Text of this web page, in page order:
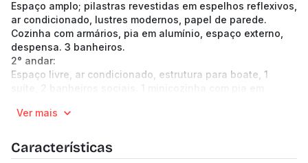
Espaço amplo; pilastras revestidas em espelhos reflexivos,
ar condicionado, lustres modernos, papel de parede.
Cozinha com armários, pia em alumínio, espaço externo,
despensa. 3 banheiros.
2° andar:
Espaço livre, ar condicionado, estrutura para boate, 1
suíte, 2 banheiros sociais. 1 minicozinha com pia em
-----------------------------------------------------------
(Os preços e informações poderão sofrer mudanças.
Solicitamos a confirmação com nossa equipe).
Ver mais
Características